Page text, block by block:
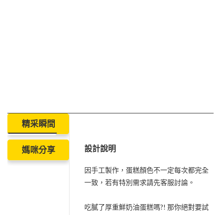
精采瞬間
媽咪分享 設計說明
因手工製作，蛋糕顏色不一定每次都完全
一致，若有特別需求請先客服討論。
吃膩了厚重鮮奶油蛋糕嗎?! 那你絕對要試